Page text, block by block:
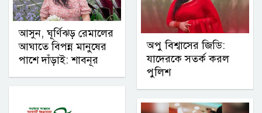
আসুন, ঘূর্ণিঝড় রেমালের
আঘাতে বিপন্ন মানুষের
পাশে দাঁড়াই: শাবনূর
অপু বিশ্বাসের জিডি:
যাদেরকে সতর্ক করল
পুলিশ